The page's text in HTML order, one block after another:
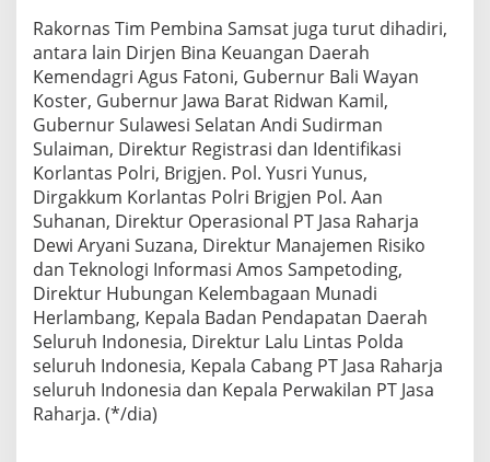
Rakornas Tim Pembina Samsat juga turut dihadiri,
antara lain Dirjen Bina Keuangan Daerah
Kemendagri Agus Fatoni, Gubernur Bali Wayan
Koster, Gubernur Jawa Barat Ridwan Kamil,
Gubernur Sulawesi Selatan Andi Sudirman
Sulaiman, Direktur Registrasi dan Identifikasi
Korlantas Polri, Brigjen. Pol. Yusri Yunus,
Dirgakkum Korlantas Polri Brigjen Pol. Aan
Suhanan, Direktur Operasional PT Jasa Raharja
Dewi Aryani Suzana, Direktur Manajemen Risiko
dan Teknologi Informasi Amos Sampetoding,
Direktur Hubungan Kelembagaan Munadi
Herlambang, Kepala Badan Pendapatan Daerah
Seluruh Indonesia, Direktur Lalu Lintas Polda
seluruh Indonesia, Kepala Cabang PT Jasa Raharja
seluruh Indonesia dan Kepala Perwakilan PT Jasa
Raharja. (*/dia)